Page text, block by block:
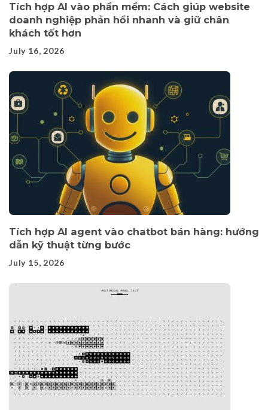
Tích hợp AI vào phần mềm: Cách giúp website
doanh nghiệp phản hồi nhanh và giữ chân
khách tốt hơn
July 16, 2026
Tích hợp AI agent vào chatbot bán hàng: hướng
dẫn kỹ thuật từng bước
July 15, 2026